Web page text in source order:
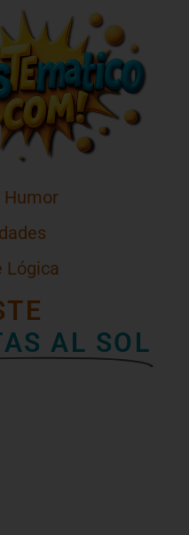
Humor
Lógica
AL SOL